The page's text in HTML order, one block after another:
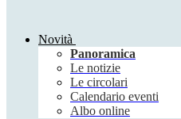
Novità
Panoramica
Le notizie
Le circolari
Calendario eventi
Albo online